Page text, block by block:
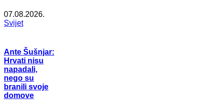
07.08.2026.
Svijet
Ante Šušnjar:
Hrvati nisu
napadali,
nego su
branili svoje
domove